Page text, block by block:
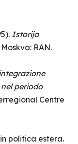
Istorija
Moskva: RAN.
periodo
Centre
politica estera.